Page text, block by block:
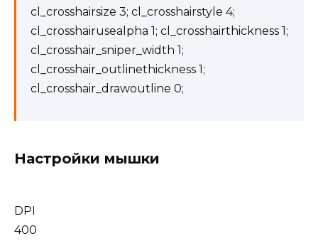
cl_crosshairsize 3; cl_crosshairstyle 4;
cl_crosshairusealpha 1; cl_crosshairthickness 1;
cl_crosshair_sniper_width 1;
cl_crosshair_outlinethickness 1;
cl_crosshair_drawoutline 0;
Настройки мышки
DPI
400